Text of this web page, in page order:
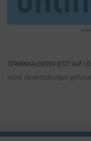
TERMINKALENDER JETZT AUF
Keine Veranstaltungen